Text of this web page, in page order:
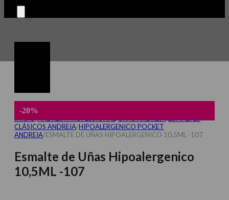
-20%
CLÁSICOS ANDREIA/HIPOALERGENICO POCKET
ANDREIA/ESMALTE DE UÑAS HIPOALERGENICO 10,5ML -107
Esmalte de Uñas Hipoalergenico
10,5ML -107